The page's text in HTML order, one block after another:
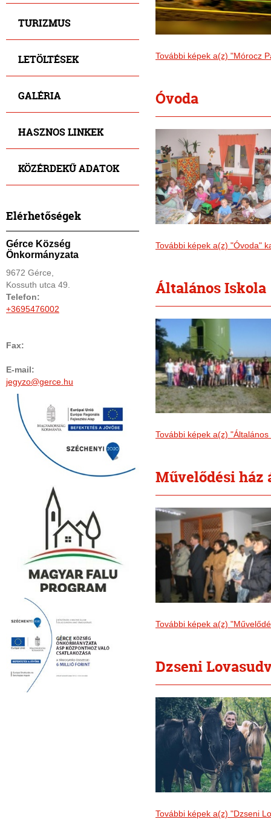
TURIZMUS
LETÖLTÉSEK
GALÉRIA
HASZNOS LINKEK
KÖZÉRDEKŰ ADATOK
Elérhetőségek
Gérce Község
Önkormányzata
9672 Gérce,
Kossuth utca 49.
Telefon:
+3695476002
Fax:
E-mail:
jegyzo@gerce.hu
További képek a(z) "Mórocz
Óvoda
További képek a(z) "Óvoda"
Általános Iskola
További képek a(z)
Művelődési ház
További képek a(z)
Dzseni
További képek a(z) "Dzseni